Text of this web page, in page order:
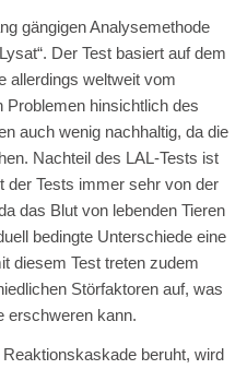
gängigen Analysemethode
Der Test basiert auf dem
allerdings weltweit vom
Problemen hinsichtlich des
auch wenig nachhaltig, da die
Nachteil des LAL-Tests ist
der Tests immer sehr von der
das Blut von lebenden Tieren
bedingte Unterschiede eine
diesem Test treten zudem
Störfaktoren auf, was
erschweren kann.
beruht, wird